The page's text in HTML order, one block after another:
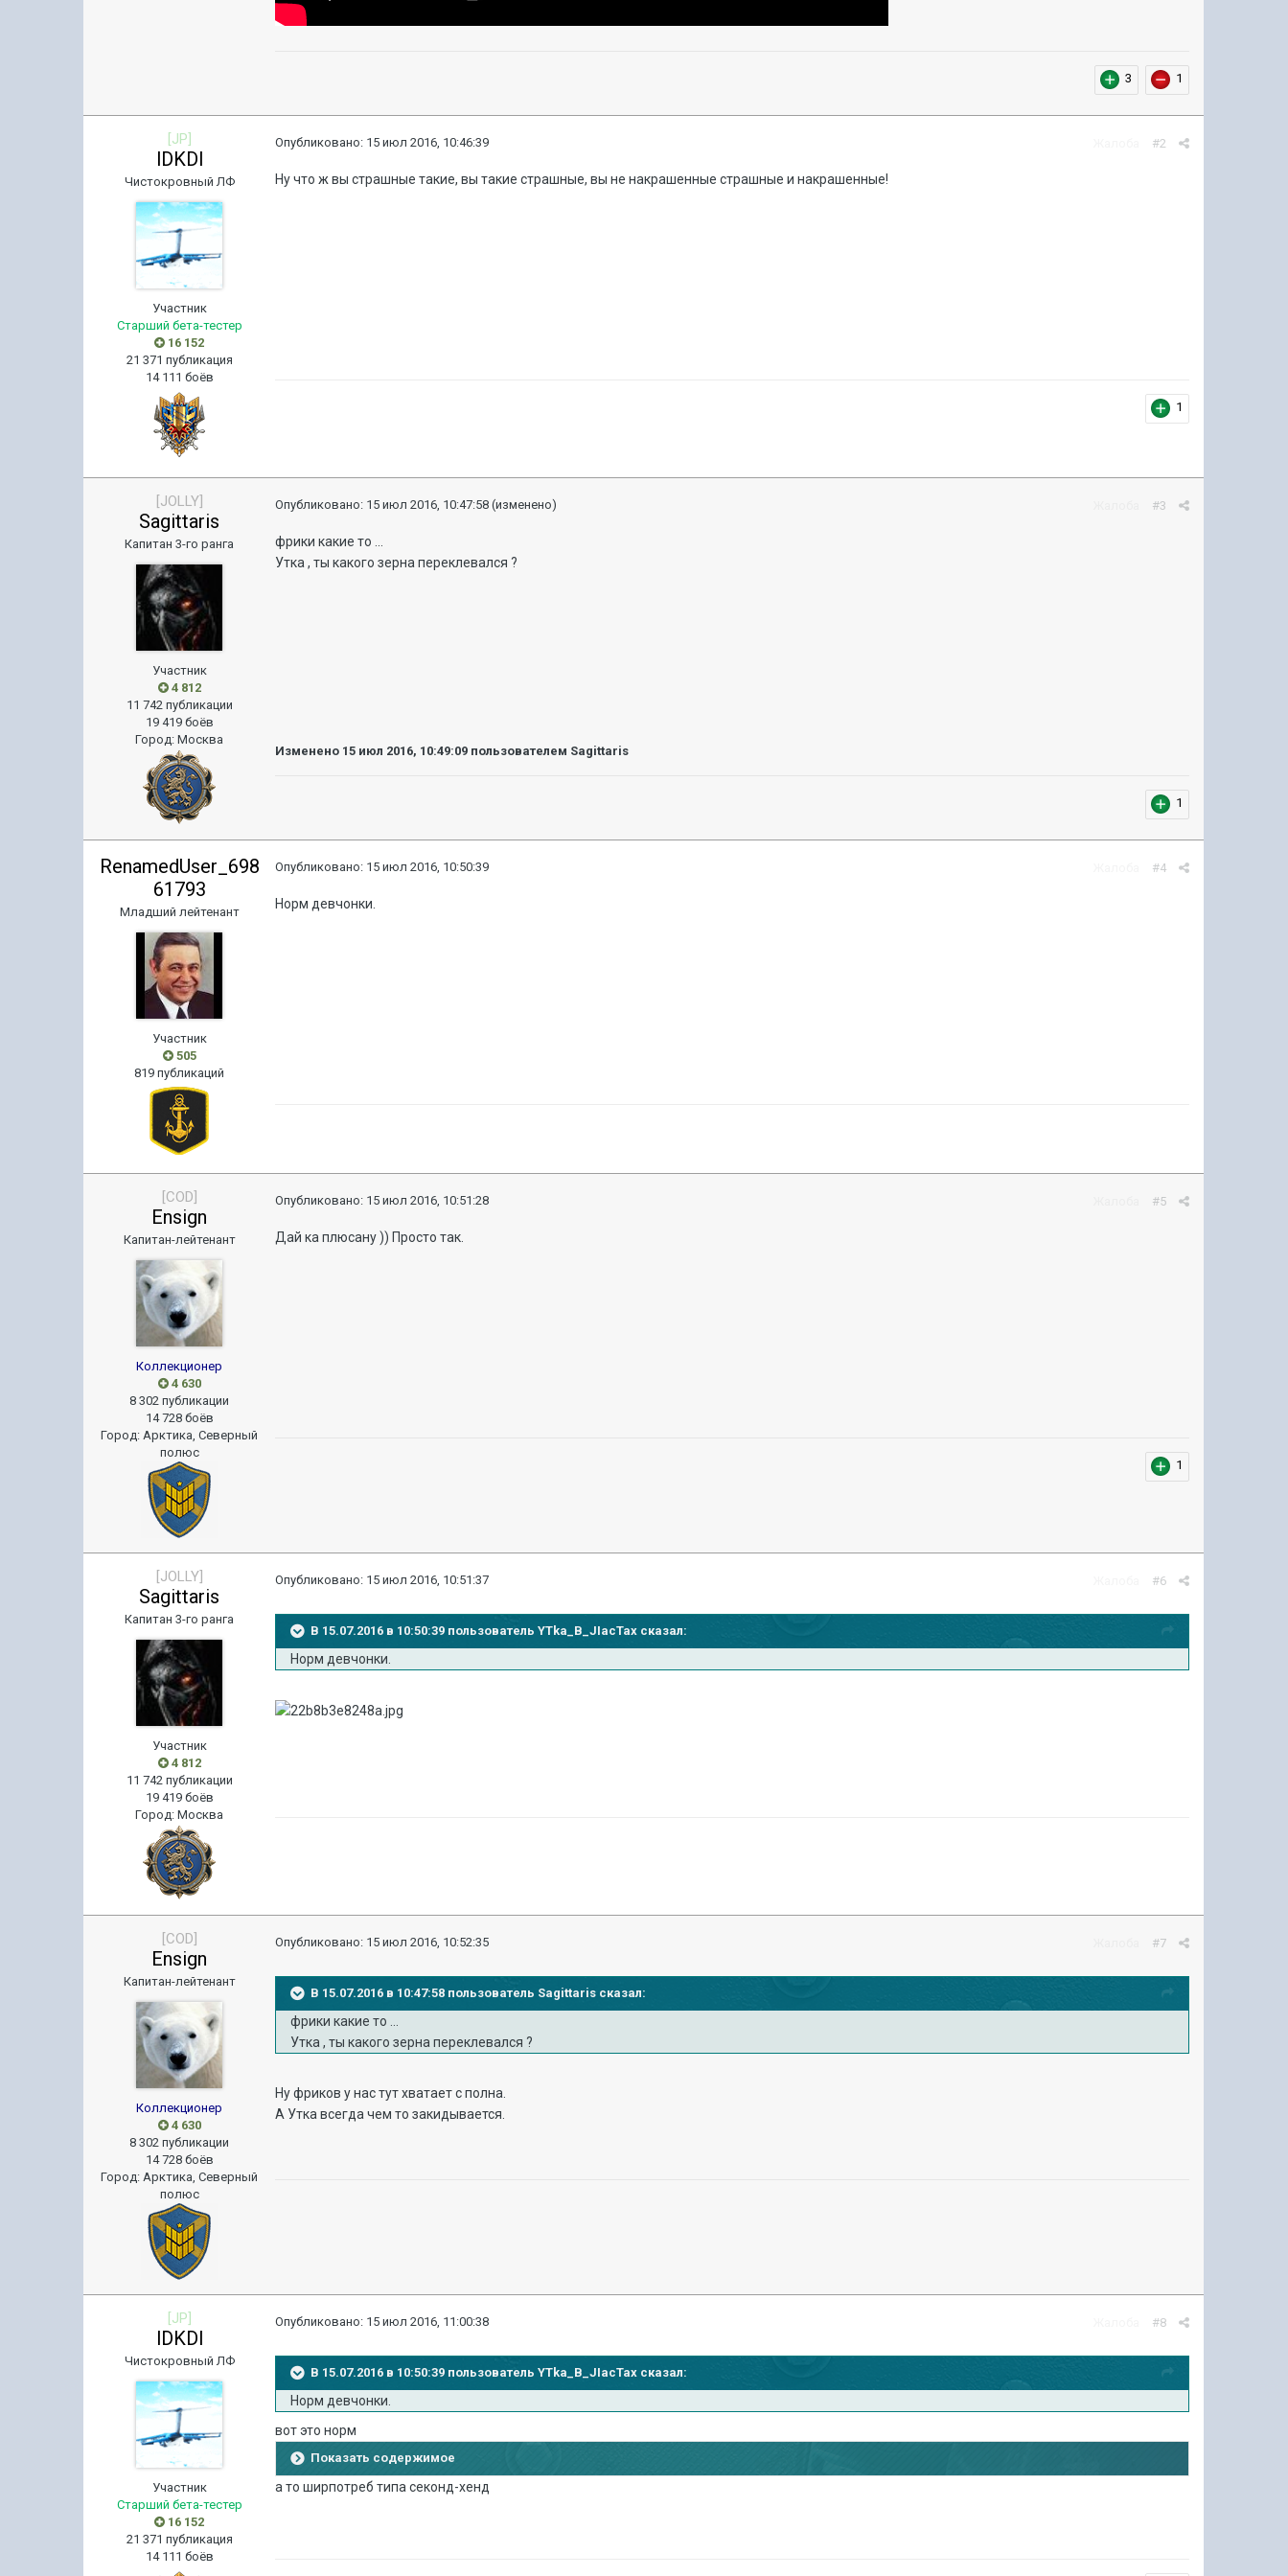
3 1
[JP]
lDKDl
Чистокровный ЛФ
Участник
Старший бета-тестер
16 152
21 371 публикация
14 111 боёв
#2
Опубликовано: 15 июл 2016, 10:46:39
Ну что ж вы страшные такие, вы такие страшные, вы не накрашенные страшные и накрашенные!
1
[JOLLY]
Sagittaris
Капитан 3-го ранга
Участник
4 812
11 742 публикации
19 419 боёв
Город:Москва
#3
Опубликовано: 15 июл 2016, 10:47:58 (изменено)
фрики какие то ...
Утка , ты какого зерна переклевался ?
Изменено 15 июл 2016, 10:49:09 пользователем Sagittaris
1
RenamedUser_698
61793
Младший лейтенант
Участник
505
819 публикаций
#4
Опубликовано: 15 июл 2016, 10:50:39
Норм девчонки.
[COD]
Ensign
Капитан-лейтенант
Коллекционер
4 630
8 302 публикации
14 728 боёв
Город:Арктика, Северный
полюс
#5
Опубликовано: 15 июл 2016, 10:51:28
Дай ка плюсану )) Просто так.
1
[JOLLY]
Sagittaris
Капитан 3-го ранга
Участник
4 812
11 742 публикации
19 419 боёв
Город:Москва
#6
Опубликовано: 15 июл 2016, 10:51:37
В 15.07.2016 в 10:50:39 пользователь YTka_B_JIacTax сказал:
Норм девчонки.
[COD]
Ensign
Капитан-лейтенант
Коллекционер
4 630
8 302 публикации
14 728 боёв
Город:Арктика, Северный
полюс
#7
Опубликовано: 15 июл 2016, 10:52:35
В 15.07.2016 в 10:47:58 пользователь Sagittaris сказал:
фрики какие то ...
Утка , ты какого зерна переклевался ?
Ну фриков у нас тут хватает с полна.
А Утка всегда чем то закидывается.
[JP]
lDKDl
Чистокровный ЛФ
Участник
Старший бета-тестер
16 152
21 371 публикация
14 111 боёв
#8
Опубликовано: 15 июл 2016, 11:00:38
В 15.07.2016 в 10:50:39 пользователь YTka_B_JIacTax сказал:
Норм девчонки.
вот это норм
Показать содержимое
а то ширпотреб типа секонд-хенд